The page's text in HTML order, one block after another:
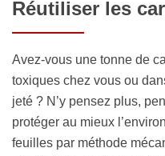
Réutiliser les
Avez-vous une tonne de
toxiques chez vous ou
jeté ? N’y pensez plus,
protéger au mieux
feuilles par méthode